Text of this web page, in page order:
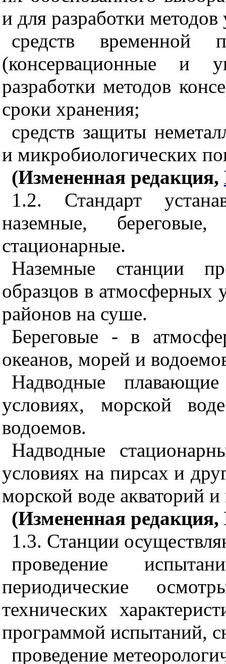
и для разработки
средств временной
(консервационные и
разработки методов
сроки хранения;
средств защиты
и микробиологических
(Измененная редакция,
1.2. Стандарт
наземные,
стационарные.
Наземные станции
образцов в атмосферных
районов на суше.
Береговые - в
океанов, морей и
Надводные
условиях, морской
водоемов.
Надводные
условиях на пирсах и
морской воде акваторий
(Измененная
1.3. Станции
проведение
периодические
технических
программой испытаний,
проведение